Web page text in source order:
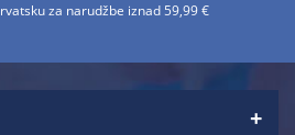
za narudžbe iznad 59,99 €